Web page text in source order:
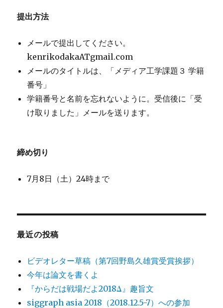
提出方法
メールで提出してください。
kenrikodakaATgmail.com
メールのタイトルは、「メディア工学課題３ 学籍
番号」
学籍番号と名前を忘れないように。受信後に「受
け取りました」メールを送ります。
締め切り
7月8日（土）24時まで
最近の投稿
ビデオレター草稿（第7回野島久雄賞受賞挨拶）
今年は論文を書くよ
『からだは戦場だよ2018Δ』趣旨文
siggraph asia 2018（2018.12.5-7）への参加